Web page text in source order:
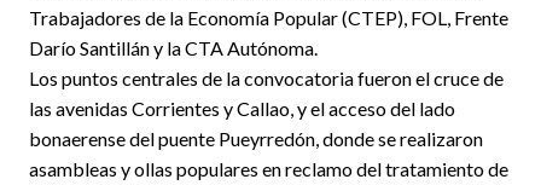
Trabajadores de la Economía Popular (CTEP), FOL, Frente
Darío Santillán y la CTA Autónoma.
Los puntos centrales de la convocatoria fueron el cruce de
las avenidas Corrientes y Callao, y el acceso del lado
bonaerense del puente Pueyrredón, donde se realizaron
asambleas y ollas populares en reclamo del tratamiento de